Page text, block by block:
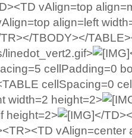
vAlign=top
align=left
TBODY></
linedot_vert2.gif>
cellPadding=0
cellSpacing=0
width=2 height=2>
height=2>
</
vAlign=center